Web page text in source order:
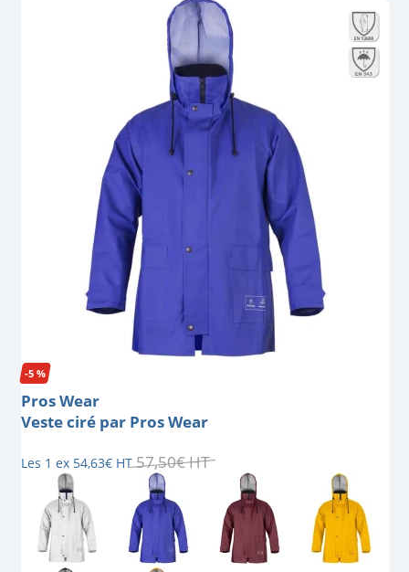
-5 %
Pros Wear
Veste ciré par Pros Wear
Les 1 ex 54,63€ HT 57,50€HT